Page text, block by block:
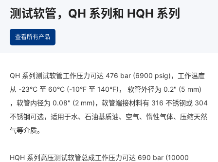
测试软管，QH 系列和 HQH 系列
查看所有产品
QH 系列测试软管工作压力可达 476 bar (6900 psig)，工作温度
从 -23°C 至 60°C (-10°F 至 140°F)， 软管外径为 0.2" (5 mm)
，软管内径为 0.08" (2 mm)，软管端接材料有 316 不锈钢或 304
不锈钢可选，适用于水、石油基质油、空气、惰性气体、压缩天然
气等介质。
HQH 系列高压测试软管总成工作压力可达 690 bar (10000